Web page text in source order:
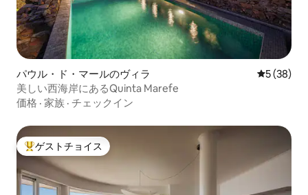
パウル・ド・マールのヴィラ レビュー
5 (38)
美しい西海岸にあるQuinta Marefe
価格 · 家族 · チェックイン
大好評のゲストチョイスです。
ゲストチョイス